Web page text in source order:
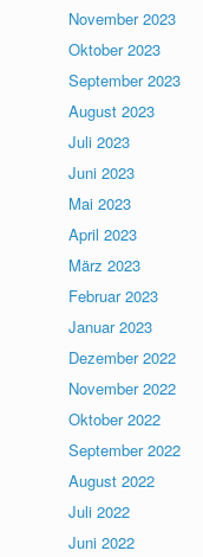
November 2023
Oktober 2023
September 2023
August 2023
Juli 2023
Juni 2023
Mai 2023
April 2023
März 2023
Februar 2023
Januar 2023
Dezember 2022
November 2022
Oktober 2022
September 2022
August 2022
Juli 2022
Juni 2022